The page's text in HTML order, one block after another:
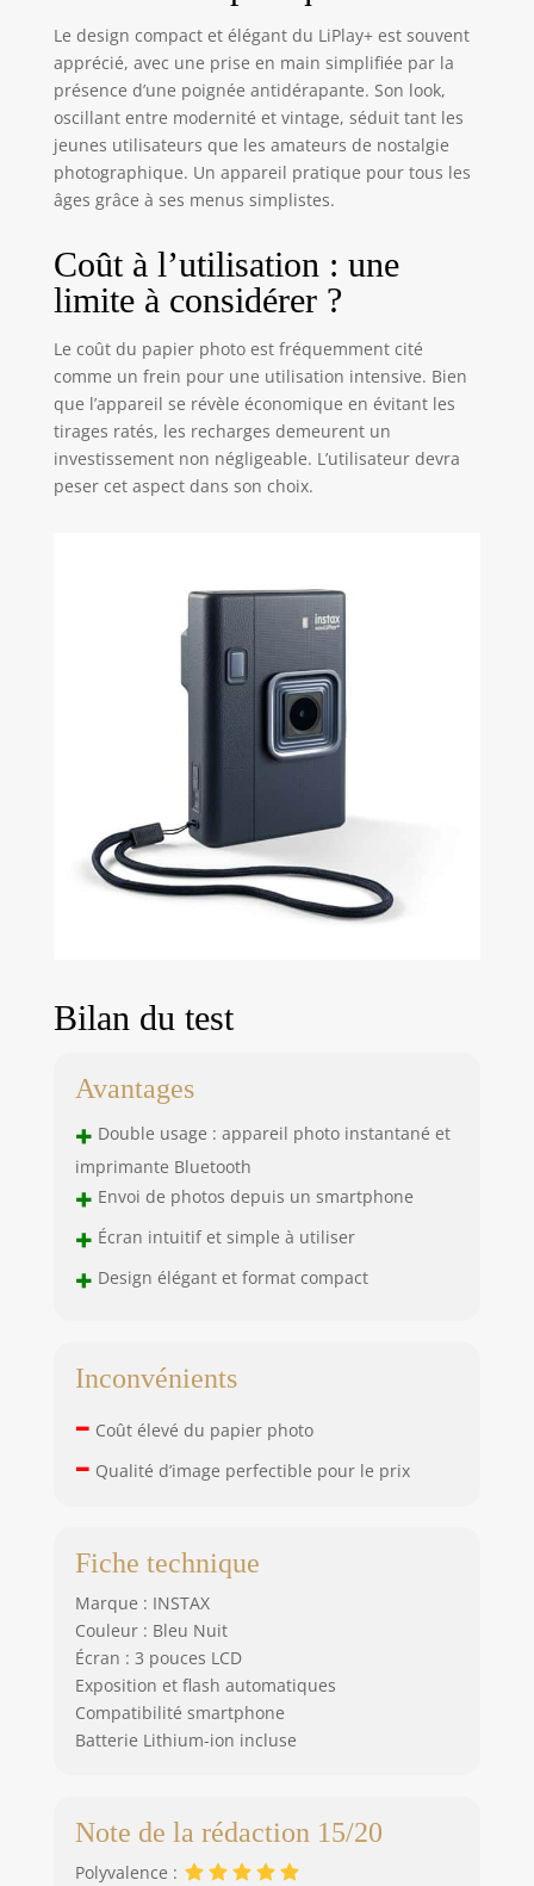
Le design compact et élégant du LiPlay+ est souvent
apprécié, avec une prise en main simplifiée par la
présence d’une poignée antidérapante. Son look,
oscillant entre modernité et vintage, séduit tant les
jeunes utilisateurs que les amateurs de nostalgie
photographique. Un appareil pratique pour tous les
âges grâce à ses menus simplistes.
Coût à l’utilisation : une
limite à considérer ?
Le coût du papier photo est fréquemment cité
comme un frein pour une utilisation intensive. Bien
que l’appareil se révèle économique en évitant les
tirages ratés, les recharges demeurent un
investissement non négligeable. L’utilisateur devra
peser cet aspect dans son choix.
Bilan du test
Avantages
+ Double usage : appareil photo instantané et
imprimante Bluetooth
+ Envoi de photos depuis un smartphone
+ Écran intuitif et simple à utiliser
+ Design élégant et format compact
Inconvénients
– Coût élevé du papier photo
– Qualité d’image perfectible pour le prix
Fiche technique
Marque : INSTAX
Couleur : Bleu Nuit
Écran : 3 pouces LCD
Exposition et flash automatiques
Compatibilité smartphone
Batterie Lithium-ion incluse
Note de la rédaction 15/20
Polyvalence :